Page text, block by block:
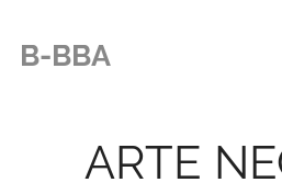
B-BBA
ARTE